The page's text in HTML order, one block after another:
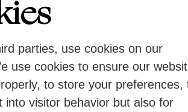
parties, use cookies on our
use cookies to ensure our
to store your preferences,
into visitor behavior but also for
Quartet – 2026 All rights
reserved
Privacy & cookies